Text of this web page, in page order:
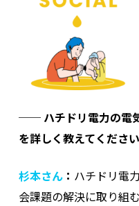
── ハチドリ電力の電
を詳しく教えてください
杉本さん： ハチドリ電
会課題の解決に取り組